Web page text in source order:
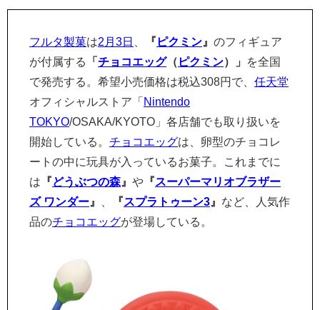
フルタ製菓は2月3日 『 ピクミン 』 のフィギュア
が付属する
「 チョコエッグ（ ピクミン）」
を全国
で発売する。希望小売価格は税込308円で、 任天堂
オフィシャルストア「 Nintendo
TOKYO/OSAKA/KYOTO」各店舗でも取り扱いを
開始している。 チョコエッグは、卵型のチョコレ
ートの中に玩具が入っているお菓子。これまでに
は 『どうぶつの森 』 や 『スーパーマリオブラザー
ズ ワンダー 』 『スプラトゥーン3 』 など、人気作
品のチョコエッグが登場している。